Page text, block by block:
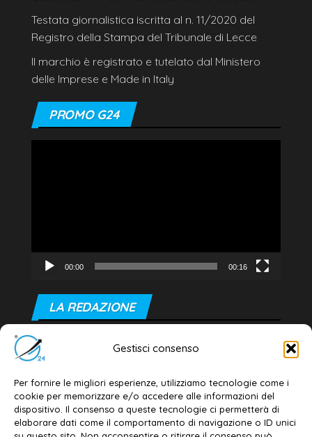
Gestisci consenso
Per fornire le migliori esperienze, utilizziamo tecnologie come i
cookie per memorizzare e/o accedere alle informazioni del
dispositivo. Il consenso a queste tecnologie ci permetterà di
elaborare dati come il comportamento di navigazione o ID unici
Testata giornalistica iscritta al n. 11/2020 del
Registro della Stampa del Tribunale di Lecce
Il marchio è registrato e tutelato dal Ministero
delle Imprese e Made in Italy
PROMO G24
00:00 00:16
LA REDAZIONE
Editore e direttore responsabile:
Dott. Daniele G. Masciullo
Email: redazione@galatina24.it
Contatti –Disclaimer
Privacy policy –Cookie policy